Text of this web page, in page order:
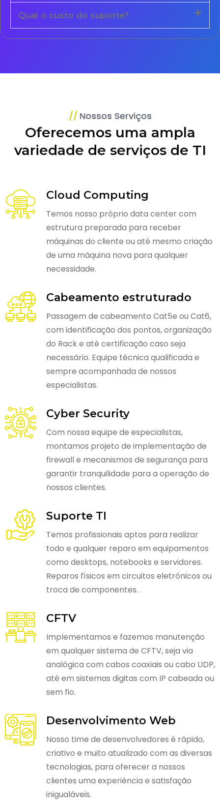
Qual o custo do suporte?
Nossos Serviços
Oferecemos uma ampla
variedade de serviços de TI
Cloud Computing
Temos nosso próprio data center com
estrutura preparada para receber
máquinas do cliente ou até mesmo criação
de uma máquina nova para qualquer
necessidade.
Cabeamento estruturado
Passagem de cabeamento Cat5e ou Cat6,
com identificação dos pontos, organização
do Rack e até certificação caso seja
necessário. Equipe técnica qualificada e
sempre acompanhada de nossos
especialistas.
Cyber Security
Com nossa equipe de especialistas,
montamos projeto de implementação de
firewall e mecanismos de segurança para
garantir tranquilidade para a operação de
nossos clientes.
Suporte TI
Temos profissionais aptos para realizar
todo e qualquer reparo em equipamentos
como desktops, notebooks e servidores.
Reparos físicos em circuitos eletrônicos ou
troca de componentes. .
CFTV
Implementamos e fazemos manutenção
em qualquer sistema de CFTV, seja via
analógica com cabos coaxiais ou cabo UDP,
até em sistemas digitas com IP cabeada ou
sem fio.
Desenvolvimento Web
Nosso time de desenvolvedores é rápido,
criativo e muito atualizado com as diversas
tecnologias, para oferecer a nossos
clientes uma experiência e satisfação
inigualáveis.